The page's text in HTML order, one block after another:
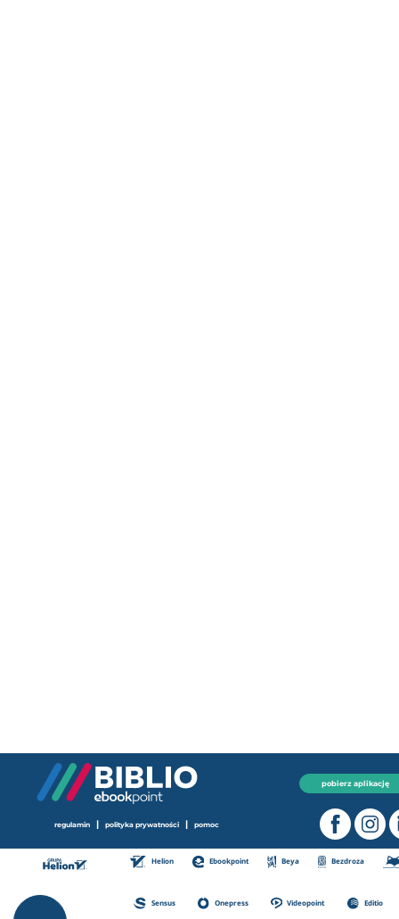
pobierz aplikację
regulamin | polityka prywatności | pomoc
Helion Ebookpoint Beya Bezdroza
Sensus Onepress Videopoint Editio